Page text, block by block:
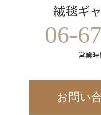
絨毯ギ
06-
営業
お問い